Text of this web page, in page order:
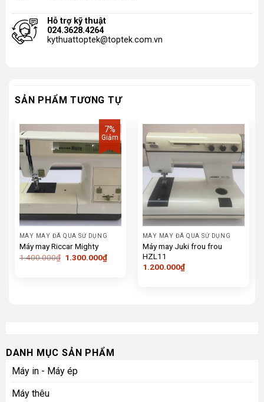
Hỗ trợ kỹ thuật
024.3628.4264
kythuattoptek@toptek.com.vn
SẢN PHẨM TƯƠNG TỰ
7%
Giảm
MÁY MAY ĐÃ QUA SỬ DỤNG
Máy may Riccar Mighty
1.400.000₫ Giá
1.300.000₫Giá
hiện
MÁY MAY ĐÃ QUA SỬ DỤNG
Máy may Juki frou frou
HZL11
1.200.000₫
DANH MỤC SẢN PHẨM
Máy in - Máy ép
Máy thêu